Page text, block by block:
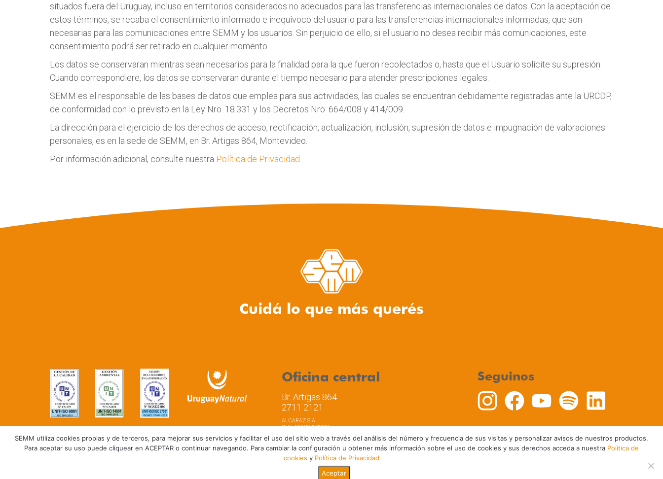
situados fuera del Uruguay, incluso en territorios considerados no adecuados para las transferencias internacionales de datos. Con la aceptación de
estos términos, se recaba el consentimiento informado e inequívoco del usuario para las transferencias internacionales informadas, que son
necesarias para las comunicaciones entre SEMM y los usuarios. Sin perjuicio de ello, si el usuario no desea recibir más comunicaciones, este
consentimiento podrá ser retirado en cualquier momento.
Los datos se conservaran mientras sean necesarios para la finalidad para la que fueron recolectados o, hasta que el Usuario solicite su supresión.
Cuando correspondiere, los datos se conservaran durante el tiempo necesario para atender prescripciones legales.
SEMM es el responsable de las bases de datos que emplea para sus actividades, las cuales se encuentran debidamente registradas ante la URCDP,
de conformidad con lo previsto en la Ley Nro. 18.331 y los Decretos Nro. 664/008 y 414/009.
La dirección para el ejercicio de los derechos de acceso, rectificación, actualización, inclusión, supresión de datos e impugnación de valoraciones
personales, es en la sede de SEMM, en Br. Artigas 864, Montevideo.
Por información adicional, consulte nuestra Política de Privacidad
Cuidá lo que más querés
Oficina central
Br. Artigas 864
2711 2121
ALCARAZ S.A
RUT: 211337530015
Seguinos
Términos y Condiciones de Uso
SEMM utiliza cookies propias y de terceros, para mejorar sus servicios y facilitar el uso del sitio web a través del análisis del número y frecuencia de sus visitas y personalizar avisos de nuestros productos.
Para aceptar su uso puede cliquear en ACEPTAR o continuar navegando. Para cambiar la configuración u obtener más información sobre el uso de cookies y sus derechos acceda a nuestra Política de
cookies y Política de Privacidad
Aceptar